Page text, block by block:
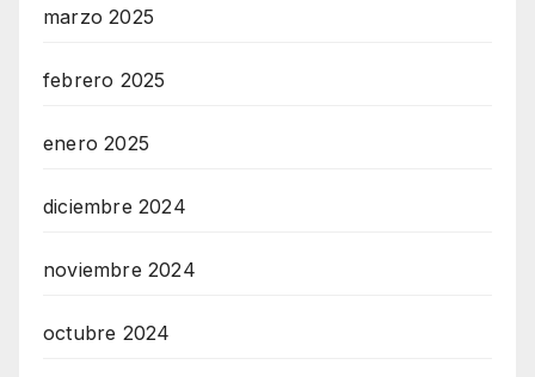
marzo 2025
febrero 2025
enero 2025
diciembre 2024
noviembre 2024
octubre 2024